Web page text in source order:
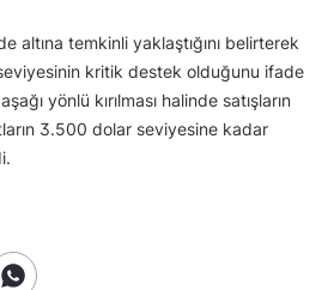
altına temkinli yaklaştığını belirterek
kritik destek olduğunu ifade
yönlü kırılması halinde satışların
3.500 dolar seviyesine kadar